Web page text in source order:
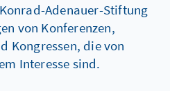
Adenauer-Stiftung
von Konferenzen,
Kongressen, die von
Interesse sind.